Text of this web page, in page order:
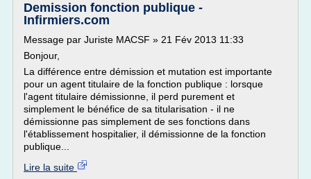
Demission fonction publique -
Infirmiers.com
Message par Juriste MACSF » 21 Fév 2013 11:33
Bonjour,
La différence entre démission et mutation est importante
pour un agent titulaire de la fonction publique : lorsque
l'agent titulaire démissionne, il perd purement et
simplement le bénéfice de sa titularisation - il ne
démissionne pas simplement de ses fonctions dans
l'établissement hospitalier, il démissionne de la fonction
publique...
Lire la suite